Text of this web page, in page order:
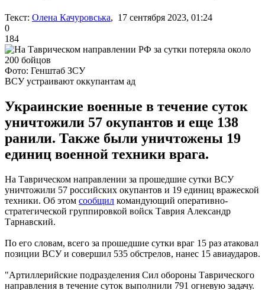
Текст: Олена Качуровська, 17 сентября 2023, 01:24
0
184
Фото: Генштаб ЗСУ
ВСУ устраивают оккупантам ад
Украинские военные в течение суток
уничтожили 57 окупантов и еще 138
ранили. Также были уничтожены 19
единиц военной техники врага.
На Таврическом направлении за прошедшие сутки ВСУ
уничтожили 57 российских окупантов и 19 единиц вражеской
техники. Об этом сообщил командующий оперативно-
стратегической группировкой войск Таврия Александр
Тарнавский.
По его словам, всего за прошедшие сутки враг 15 раз атаковал
позиции ВСУ и совершил 535 обстрелов, нанес 15 авиаударов.
"Артиллерийские подразделения Сил обороны Таврического
направления в течение суток выполнили 791 огневую задачу.